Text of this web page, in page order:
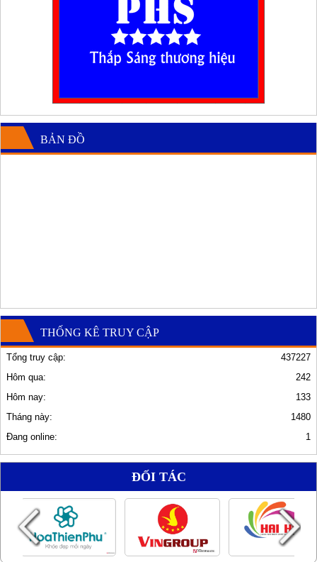
BẢN ĐỒ
THỐNG KÊ TRUY CẬP
437227
Tổng truy cập:
242
Hôm qua:
133
Hôm nay:
1480
Tháng này:
1
Đang online:
ĐỐI TÁC